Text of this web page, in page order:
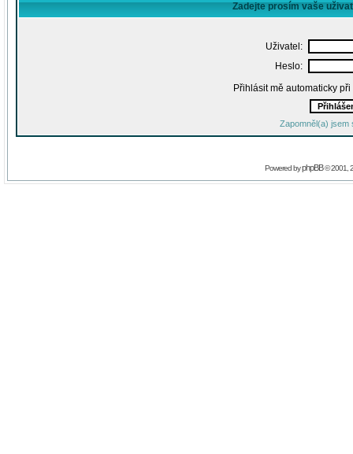
Zadejte prosím vaše
Uživatel:
Heslo:
Přihlásit mě automaticky
Zapomněl(a) jsem
Powered byphpBB© 2001,